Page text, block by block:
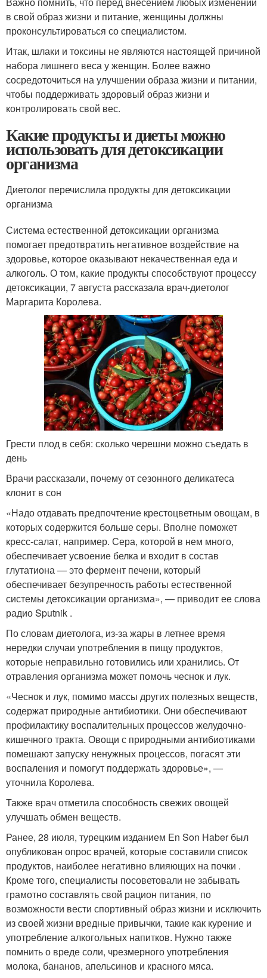
в свой образ жизни и питание, женщины должны
проконсультироваться со специалистом.
Итак, шлаки и токсины не являются настоящей причиной
набора лишнего веса у женщин. Более важно
сосредоточиться на улучшении образа жизни и питании,
чтобы поддерживать здоровый образ жизни и
контролировать свой вес.
Какие продукты и диеты можно
использовать для детоксикации
организма
Диетолог перечислила продукты для детоксикации
организма
Система естественной детоксикации организма
помогает предотвратить негативное воздействие на
здоровье, которое оказывают некачественная еда и
алкоголь. О том, какие продукты способствуют процессу
детоксикации, 7 августа рассказала врач-диетолог
Маргарита Королева.
Грести плод в себя: сколько черешни можно съедать в
день
Врачи рассказали, почему от сезонного деликатеса
клонит в сон
«Надо отдавать предпочтение крестоцветным овощам, в
которых содержится больше серы. Вполне поможет
кресс-салат, например. Сера, которой в нем много,
обеспечивает усвоение белка и входит в состав
глутатиона — это фермент печени, который
обеспечивает безупречность работы естественной
системы детоксикации организма», — приводит ее слова
радио Sputnik .
По словам диетолога, из-за жары в летнее время
нередки случаи употребления в пищу продуктов,
которые неправильно готовились или хранились. От
отравления организма может помочь чеснок и лук.
«Чеснок и лук, помимо массы других полезных веществ,
содержат природные антибиотики. Они обеспечивают
профилактику воспалительных процессов желудочно-
кишечного тракта. Овощи с природными антибиотиками
помешают запуску ненужных процессов, погасят эти
воспаления и помогут поддержать здоровье», —
уточнила Королева.
Также врач отметила способность свежих овощей
улучшать обмен веществ.
Ранее, 28 июля, турецким изданием En Son Haber был
опубликован опрос врачей, которые составили список
продуктов, наиболее негативно влияющих на почки .
Кроме того, специалисты посоветовали не забывать
грамотно составлять свой рацион питания, по
возможности вести спортивный образ жизни и исключить
из своей жизни вредные привычки, такие как курение и
употребление алкогольных напитков. Нужно также
помнить о вреде соли, чрезмерного употребления
молока, бананов, апельсинов и красного мяса.